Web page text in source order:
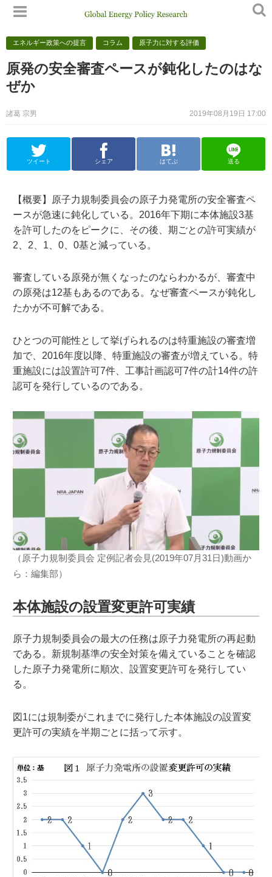
エネルギー政策への提言 コラム 原子力に対する評価
原発の安全審査ペースが鈍化したのはな
ぜか
2019年08月19日 17:00
諸葛 宗男
ツイート シェア はてぶ 送る
【概要】原子力規制委員会の原子力発電所の安全審査ペ
ースが急速に鈍化している。2016年下期に本体施設3基
を許可したのをピークに、その後、期ごとの許可実績が
2、2、1、0、0基と減っている。
審査している原発が無くなったのならわかるが、審査中
の原発は12基もあるのである。なぜ審査ペースが鈍化し
たかが不可解である。
ひとつの可能性として挙げられるのは特重施設の審査増
加で、2016年度以降、特重施設の審査が増えている。特
重施設には設置許可7件、工事計画認可7件の計14件の許
認可を発行しているのである。
（原子力規制委員会 定例記者会見(2019年07月31日)動画か
ら：編集部）
本体施設の設置変更許可実績
原子力規制委員会の最大の任務は原子力発電所の再起動
である。新規制基準の安全対策を備えていることを確認
した原子力発電所に順次、設置変更許可を発行してい
る。
図1には規制委がこれまでに発行した本体施設の設置変
更許可の実績を半期ごとに括って示す。